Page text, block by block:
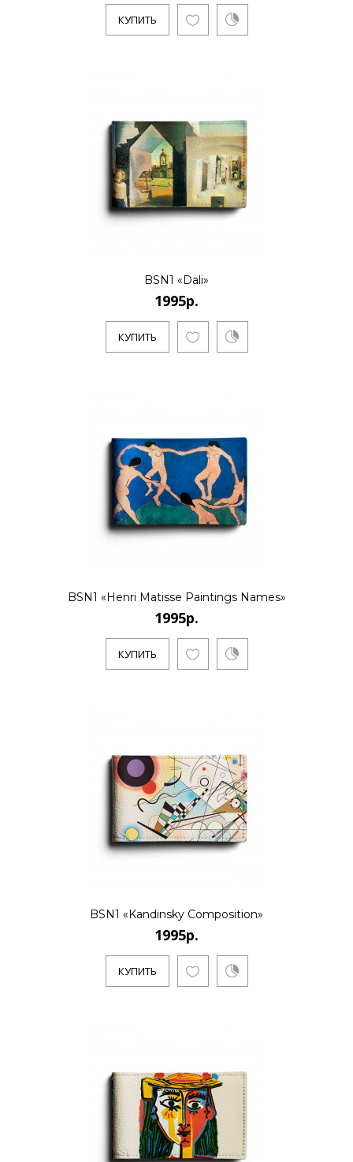
1995р.
..
1995р.
..
1995р.
..
КУПИТЬ
1995р.
КУПИТЬ
1995р.
КУПИТЬ
..
КУПИТЬ
КУПИТЬ
BSN1 «Dali»
1995р.
КУПИТЬ
BSN1 «Henri Matisse Paintings Names»
1995р.
КУПИТЬ
BSN1 «Kandinsky Composition»
1995р.
КУПИТЬ